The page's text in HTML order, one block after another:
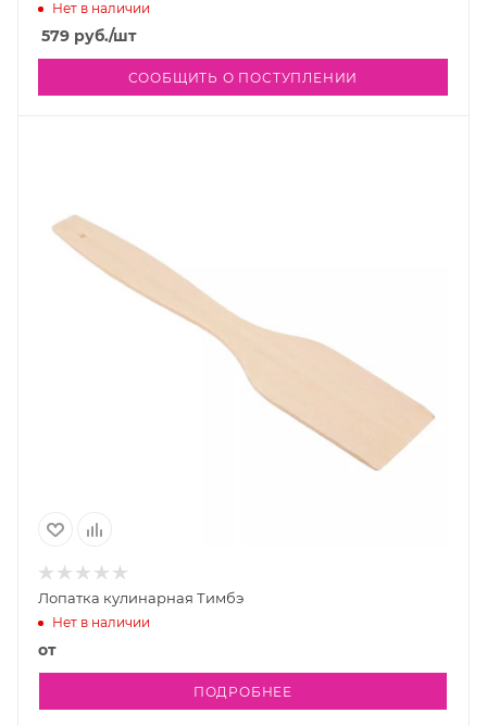
Нет в наличии
579 руб./шт
СООБЩИТЬ О ПОСТУПЛЕНИИ
Лопатка кулинарная Тимбэ
Нет в наличии
от
ПОДРОБНЕЕ